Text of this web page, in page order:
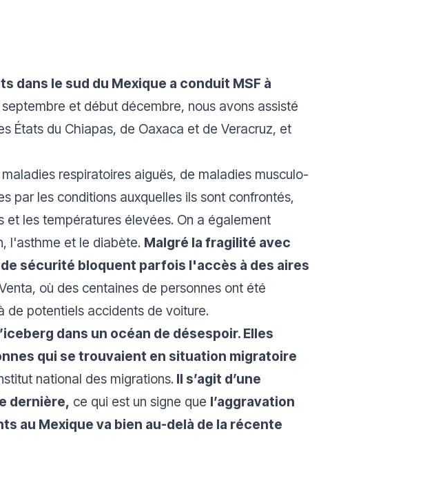
dans le sud du Mexique a conduit MSF à
septembre et début décembre, nous avons assisté
États du Chiapas, de Oaxaca et de Veracruz, et
respiratoires aiguës, de maladies musculo-
par les conditions auxquelles ils sont confrontés,
les températures élevées. On a également
l'asthme et le diabète. Malgré la fragilité avec
sécurité bloquent parfois l'accès à des aires
où des centaines de personnes ont été
de potentiels accidents de voiture.
dans un océan de désespoir. Elles
qui se trouvaient en situation migratoire
national des migrations. Il s’agit d’une
dernière, ce qui est un signe que l’aggravation
au Mexique va bien au-delà de la récente